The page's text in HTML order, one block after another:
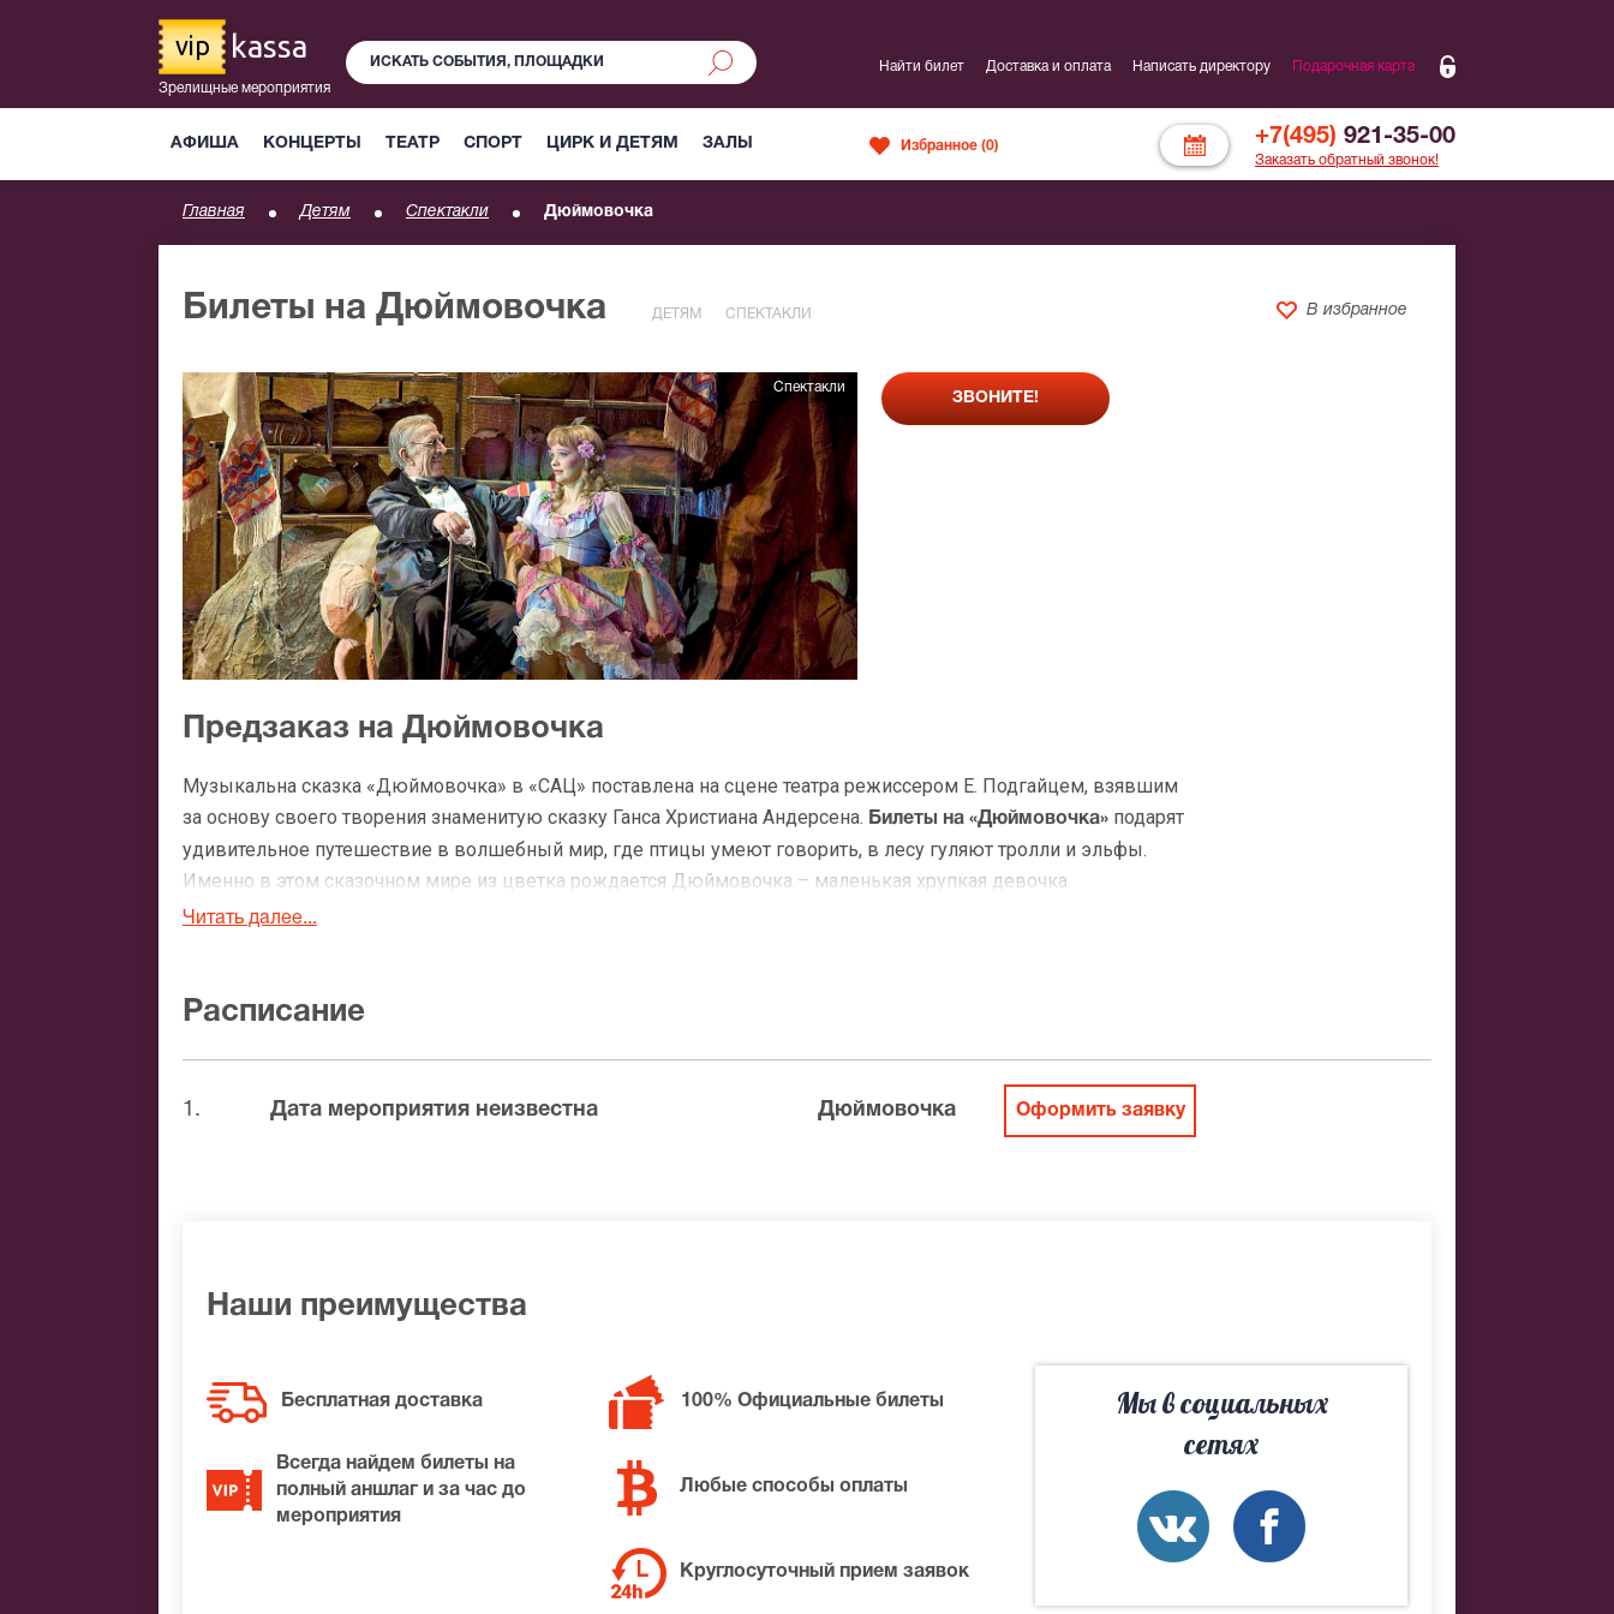
vip kassa
Зрелищные мероприятия
АФИША КОНЦЕРТЫ ТЕАТР СПОРТ ЦИРК И ДЕТЯМ ЗАЛЫ
Найти билет Доставка и оплата Написать директору Подарочная карта
+7(495) 921-35-00
Заказать обратный звонок!
Избранное (0)
Главная Детям Спектакли Дюймовочка
Билеты на Дюймовочка ДЕТЯМ СПЕКТАКЛИ В избранное
Спектакли
ЗВОНИТЕ!
Предзаказ на Дюймовочка
Музыкальна сказка «Дюймовочка» в «САЦ» поставлена на сцене театра режиссером Е. Подгайцем, взявшим
за основу своего творения знаменитую сказку Ганса Христиана Андерсена. Билеты на «Дюймовочка» подарят
удивительное путешествие в волшебный мир, где птицы умеют говорить, в лесу гуляют тролли и эльфы.
Именно в этом сказочном мире из цветка рождается Дюймовочка – маленькая хрупкая девочка.
поле целое лето. После этого она живет в домике Полевой Мыши, которая замышляет выдать замуж
Дюймовочку за жадного Крота. В конце спектакля Дюймовочку спасает ласточка, которая уносит девочку на
волшебную цветочную поляну, где живет народ маленьких эльфов.
Читать далее...
Расписание
1. Дата мероприятия неизвестна Дюймовочка Оформить заявку
Наши преимущества
Бесплатная доставка 100% Официальные билеты
Всегда найдем билеты на
полный аншлаг и за час до
мероприятия
Любые способы оплаты
Круглосуточный прием заявок
Мы в социальных
сетях